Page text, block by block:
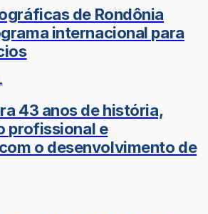
de Rondônia
internacional para
43 anos de história,
profissional e
o desenvolvimento de